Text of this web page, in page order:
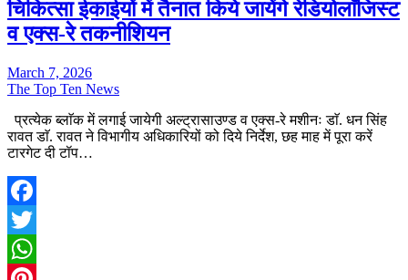
चिकित्सा ईकाईयों में तैनात किये जायेंगे रेडियोलाॅजिस्ट
व एक्स-रे तकनीशियन
March 7, 2026
The Top Ten News
प्रत्येक ब्लाॅक में लगाई जायेगी अल्ट्रासाउण्ड व एक्स-रे मशीनः डाॅ. धन सिंह
रावत डाॅ. रावत ने विभागीय अधिकारियों को दिये निर्देश, छह माह में पूरा करें
टारगेट दी टॉप…
Facebook
Twitter